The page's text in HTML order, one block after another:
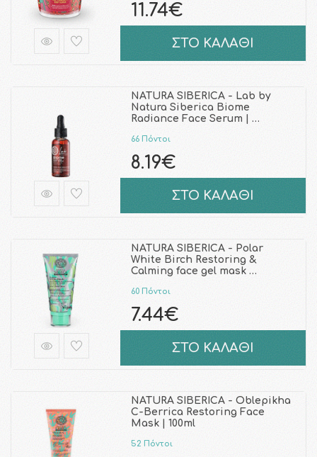
11.74€
ΣΤΟ ΚΑΛΑΘΙ
NATURA SIBERICA - Lab by
Natura Siberica Biome
Radiance Face Serum | …
66 Πόντοι
8.19€
ΣΤΟ ΚΑΛΑΘΙ
NATURA SIBERICA - Polar
White Birch Restoring &
Calming face gel mask …
60 Πόντοι
7.44€
ΣΤΟ ΚΑΛΑΘΙ
NATURA SIBERICA - Oblepikha
C-Berrica Restoring Face
Mask | 100ml
52 Πόντοι